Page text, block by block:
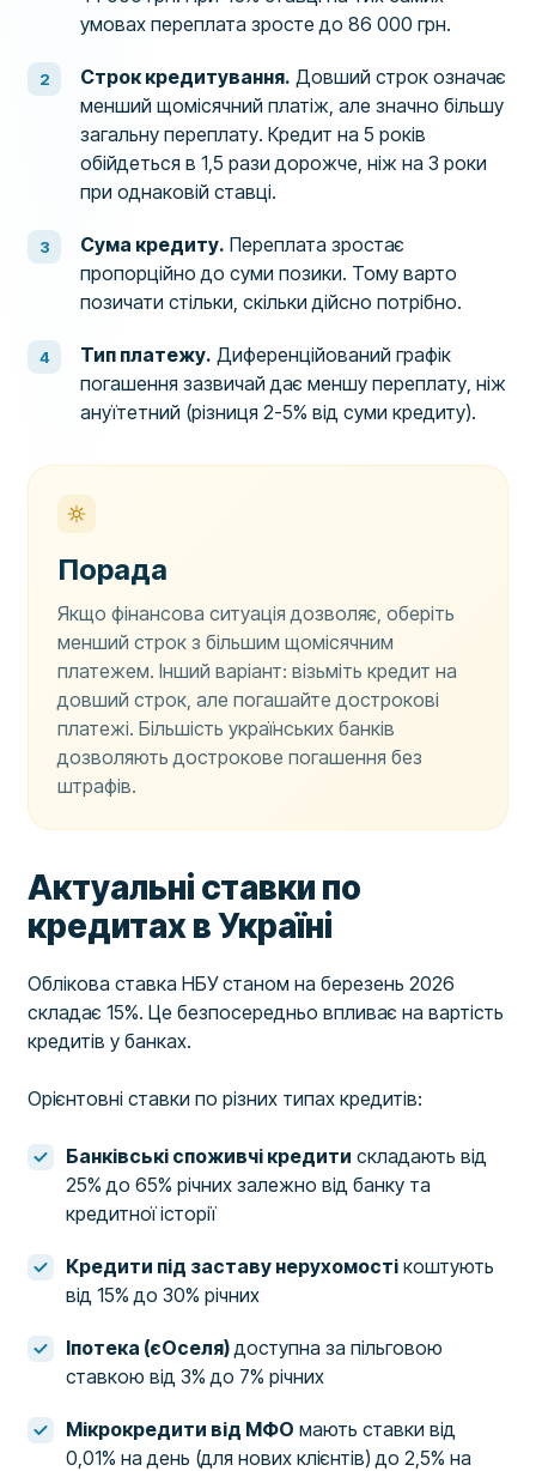
умовах переплата зросте до 86 000 грн.
Строк кредитування. Довший строк означає
менший щомісячний платіж, але значно більшу
загальну переплату. Кредит на 5 років
обійдеться в 1,5 рази дорожче, ніж на 3 роки
при однаковій ставці.
Сума кредиту. Переплата зростає
пропорційно до суми позики. Тому варто
позичати стільки, скільки дійсно потрібно.
Тип платежу. Диференційований графік
погашення зазвичай дає меншу переплату, ніж
ануїтетний (різниця 2-5% від суми кредиту).
Порада
Якщо фінансова ситуація дозволяє, оберіть
менший строк з більшим щомісячним
платежем. Інший варіант: візьміть кредит на
довший строк, але погашайте дострокові
платежі. Більшість українських банків
дозволяють дострокове погашення без
штрафів.
Актуальні ставки по
кредитах в Україні
Облікова ставка НБУ станом на березень 2026
складає 15%. Це безпосередньо впливає на вартість
кредитів у банках.
Орієнтовні ставки по різних типах кредитів:
Банківські споживчі кредити складають від
25% до 65% річних залежно від банку та
кредитної історії
Кредити під заставу нерухомості коштують
від 15% до 30% річних
Іпотека (єОселя)доступна за пільговою
ставкою від 3% до 7% річних
Мікрокредити від МФО мають ставки від
0,01% на день (для нових клієнтів) до 2,5% на